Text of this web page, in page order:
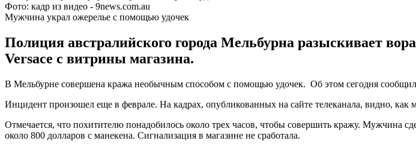
Фото: кадр из видео - 9news.com.au
Мужчина украл ожерелье с помощью удочек
Полиция австралийского города Мельбурна разыскивает
Versace с витрины магазина.
В Мельбурне совершена кража необычным способом с помощью удочек. Об этом сегодня сообщил
Инцидент произошел еще в феврале. На кадрах, опубликованных на сайте телеканала, видно, как
Отмечается, что похитителю понадобилось около трех часов, чтобы совершить кражу. Мужчина
около 800 долларов с манекена. Сигнализация в магазине не сработала.